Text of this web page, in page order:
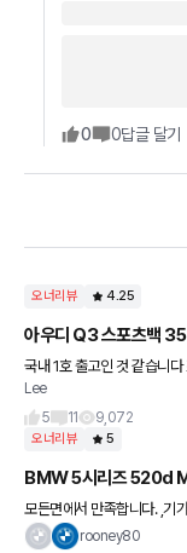
0 0답글 달기
오너리뷰 4.25
아우디 Q3 스포츠백
국내 1호 출고인 것 같습니다
출력은 조금 모자랄 수 있으
잘잡혀있고, 스타트 앤 스톱
Lee
5
11 9,072
오너리뷰 5
BMW 5시리즈 520d
모든면에서 만족합니다. ,기가막히죠.두말하면 잔소리 ,좀있음 신형
이나온다지만 개인적으로구
rooney80